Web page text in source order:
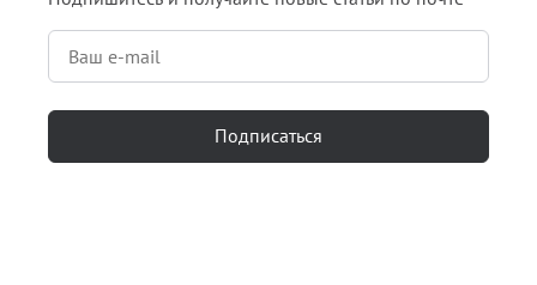
Подписаться